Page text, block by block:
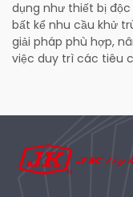
dụng như thiết bị
bất kể nhu cầu khử
giải pháp phù hợp,
việc duy trì các tiêu